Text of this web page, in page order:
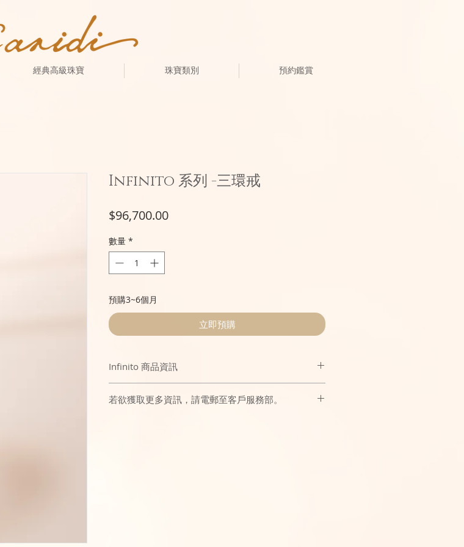
經典高級珠寶 珠寶類別 預約鑑賞
Infinito 系列 -三環戒
$96,700.00價
數量 *
預購3~6個月
立即預購
Infinito 商品資訊
止息的生命力量，
若欲獲取更多資訊，請電郵至客戶服務部。